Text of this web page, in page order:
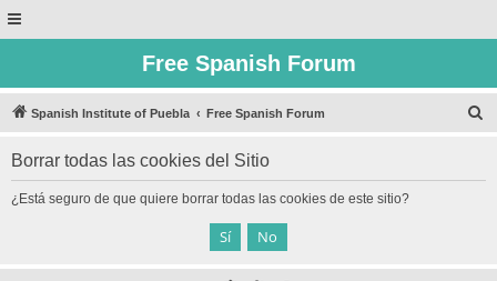
Free Spanish Forum
Spanish Institute of Puebla Free Spanish Forum
Borrar todas las cookies del Sitio
¿Está seguro de que quiere borrar todas las cookies de este sitio?